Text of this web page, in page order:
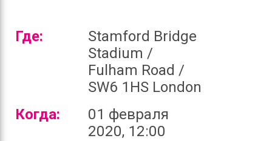
Где:
Stamford Bridge
Stadium /
Fulham Road /
SW6 1HS London
Когда:
01 февраля
2020, 12:00